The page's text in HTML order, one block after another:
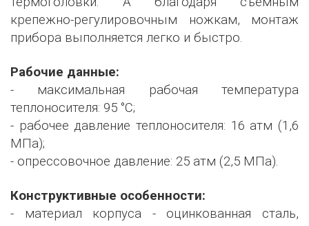
крепежно-регулировочным ножкам, монтаж
прибора выполняется легко и быстро.
Рабочие данные:
- максимальная рабочая температура
теплоносителя: 95 °С;
- рабочее давление теплоносителя: 16 атм (1,6
МПа);
- опрессовочное давление: 25 атм (2,5 МПа).
Конструктивные особенности:
- материал корпуса - оцинкованная сталь,